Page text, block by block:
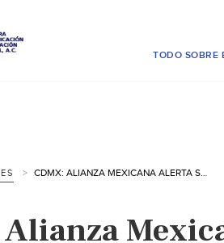
TODO SOBRE
CDMX: ALIANZA MEXICANA ALERTA SOBRE LOS GRAVES DAÑOS DEL FRACKING (LA JORNADA)
Alianza